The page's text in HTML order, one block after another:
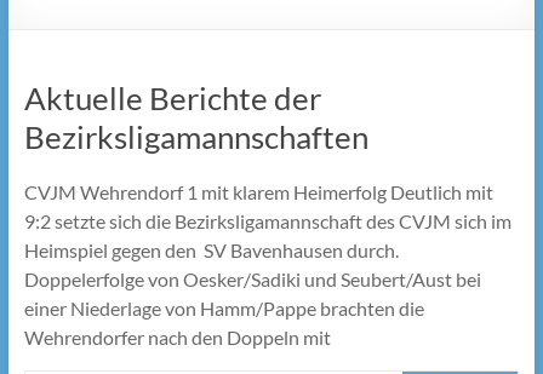
Aktuelle Berichte der
Bezirksligamannschaften
CVJM Wehrendorf 1 mit klarem Heimerfolg Deutlich mit
9:2 setzte sich die Bezirksligamannschaft des CVJM sich im
Heimspiel gegen den SV Bavenhausen durch.
Doppelerfolge von Oesker/Sadiki und Seubert/Aust bei
einer Niederlage von Hamm/Pappe brachten die
Wehrendorfer nach den Doppeln mit